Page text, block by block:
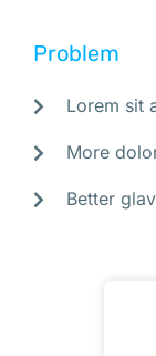
Problem
Lorem sit
More
Better